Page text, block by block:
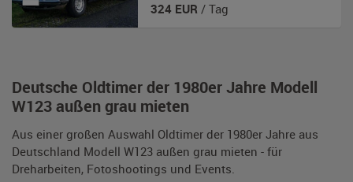
Deutsche Oldtimer der 1980er Jahre Modell
W123 außen grau mieten
Aus einer großen Auswahl Oldtimer der 1980er Jahre aus
Deutschland Modell W123 außen grau mieten - für
Dreharbeiten, Fotoshootings und Events.
324 EUR / Tag